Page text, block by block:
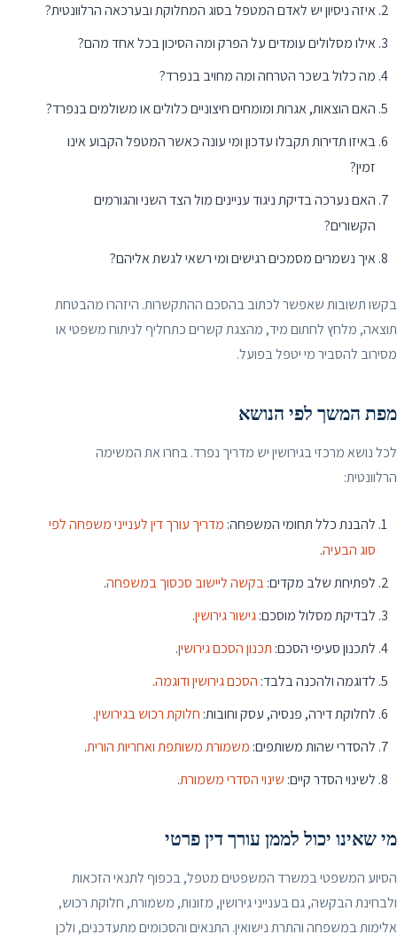
איזה ניסיון יש לאדם המטפל בסוג המחלוקת ובערכאה הרלוונטית?
אילו מסלולים עומדים על הפרק ומה הסיכון בכל אחד מהם?
מה כלול בשכר הטרחה ומה מחויב בנפרד?
האם הוצאות, אגרות ומומחים חיצוניים כלולים או משולמים בנפרד?
באיזו תדירות תקבלו עדכון ומי עונה כאשר המטפל הקבוע אינו
זמין?
האם נערכה בדיקת ניגוד עניינים מול הצד השני והגורמים
הקשורים?
איך נשמרים מסמכים רגישים ומי רשאי לגשת אליהם?
בקשו תשובות שאפשר לכתוב בהסכם ההתקשרות. היזהרו מהבטחת
תוצאה, מלחץ לחתום מיד, מהצגת קשרים כתחליף לניתוח משפטי או
מסירוב להסביר מי יטפל בפועל.
מפת המשך לפי הנושא
לכל נושא מרכזי בגירושין יש מדריך נפרד. בחרו את המשימה
הרלוונטית:
להבנת כלל תחומי המשפחה: מדריך עורך דין לענייני משפחה לפי
סוג הבעיה.
לפתיחת שלב מקדים:בקשה ליישוב סכסוך במשפחה.
לבדיקת מסלול מוסכם:גישור גירושין.
לתכנון סעיפי הסכם: תכנון הסכם גירושין.
לדוגמה ולהכנה בלבד: הסכם גירושין ודוגמה.
לחלוקת דירה, פנסיה, עסק וחובות: חלוקת רכוש בגירושין.
להסדרי שהות משותפים: משמורת משותפת ואחריות הורית.
לשינוי הסדר קיים: שינוי הסדרי משמורת.
מי שאינו יכול לממן עורך דין פרטי
הסיוע המשפטי במשרד המשפטים מטפל, בכפוף לתנאי הזכאות
ולבחינת הבקשה, גם בענייני גירושין, מזונות, משמורת, חלוקת רכוש,
אלימות במשפחה והתרת נישואין. התנאים והסכומים מתעדכנים, ולכן